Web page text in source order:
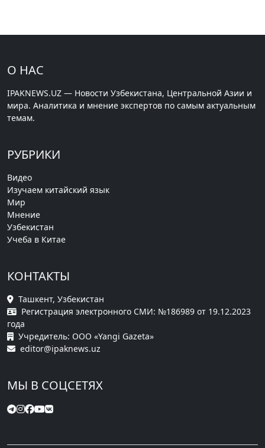
О НАС
IPAKNEWS.UZ — Новости Узбекистана, Центральной Азии и
мира. Аналитика и мнение экспертов по самым актуальным
темам.
РУБРИКИ
Видео
Изучаем китайский язык
Мир
Мнение
Узбекистан
Учеба в Китае
КОНТАКТЫ
Ташкент, Узбекистан
Регистрация электронного СМИ: №186989 от 19.12.2023
года
Учредитель: ООО «Yangi Gazeta»
editor@ipaknews.uz
МЫ В СОЦСЕТЯХ